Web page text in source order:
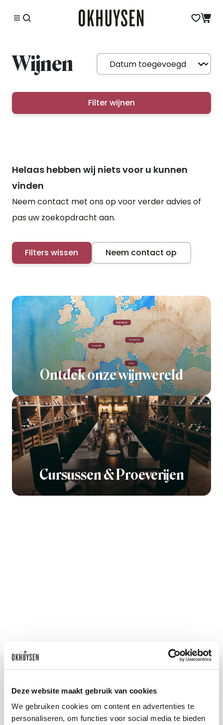
Deze website maakt gebruik van cookies
We gebruiken cookies om content en advertenties te
personaliseren, om functies voor social media te bieden
Wijnen
Filter wijnen
Helaas hebben wij niets voor u kunnen
vinden
Neem contact met ons op voor verder advies of
pas uw zoekopdracht aan.
Filters wissen Neem contact op
Ontdek onze wijnwereld
Cursussen & Proeverijen
Blijf op de hoogte
Ontvang het laatste wijnnieuws, proeverijen en
evenementen